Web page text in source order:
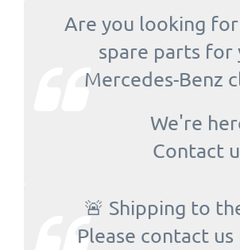
Are you looking
spare parts for
Mercedes-Benz
We're
Contact
🚨 Shipping to
Please contact